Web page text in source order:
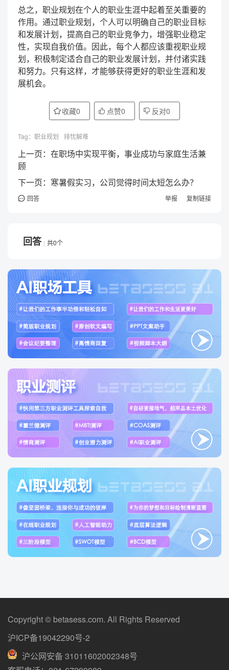
总之，职业规划在个人的职业生涯中起着至关重要的
作用。通过职业规划，个人可以明确自己的职业目标
和发展计划，提高自己的职业竞争力，增强职业稳定
性，实现自我价值。因此，每个人都应该重视职业规
划，积极制定适合自己的职业发展计划，并付诸实践
和努力。只有这样，才能够获得更好的职业生涯和发
展机会。
收藏0 点赞0 反对0
Tag： 职业规划 排忧解难
上一页： 在职场中实现平衡，事业成功与家庭生活兼
顾
下一页： 寒暑假实习，公司觉得时间太短怎么办？
回答 举报 复制链接
回答 共0个
Copyright © betasess.com. All Rights Reserved
沪ICP备19042290号-2
沪公网安备 31011602002348号